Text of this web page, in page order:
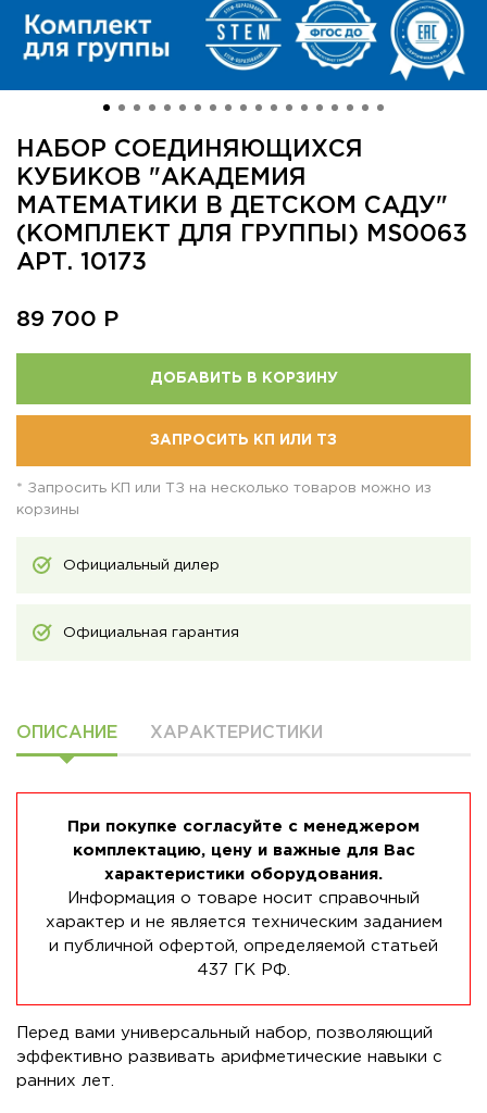
НАБОР СОЕДИНЯЮЩИХСЯ
КУБИКОВ "АКАДЕМИЯ
МАТЕМАТИКИ В ДЕТСКОМ САДУ"
(КОМПЛЕКТ ДЛЯ ГРУППЫ) MS0063
АРТ. 10173
89 700 Р
ДОБАВИТЬ В КОРЗИНУ
ЗАПРОСИТЬ КП ИЛИ ТЗ
* Запросить КП или ТЗ на несколько товаров можно из
корзины
Официальный дилер
Официальная гарантия
ОПИСАНИЕ ХАРАКТЕРИСТИКИ
При покупке согласуйте с менеджером
комплектацию, цену и важные для Вас
характеристики оборудования.
Информация о товаре носит справочный
характер и не является техническим заданием
и публичной офертой, определяемой статьей
437 ГК РФ.
Перед вами универсальный набор, позволяющий
эффективно развивать арифметические навыки с
ранних лет.